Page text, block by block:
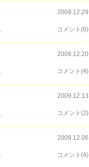
2009.12.29
コメント(6)
2009.12.20
コメント(4)
2009.12.13
コメント(2)
2009.12.06
コメント(4)